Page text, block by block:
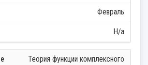
Февраль
Н/а
Теория функции комплексного